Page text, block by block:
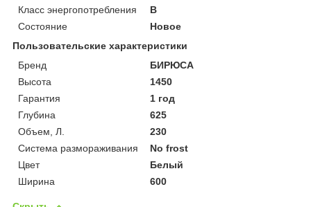
Класс энергопотребления
B
Состояние
Новое
Пользовательские характеристики
Бренд
БИРЮСА
Высота
1450
Гарантия
1 год
Глубина
625
Объем, Л.
230
Система размораживания
No frost
Цвет
Белый
Ширина
600